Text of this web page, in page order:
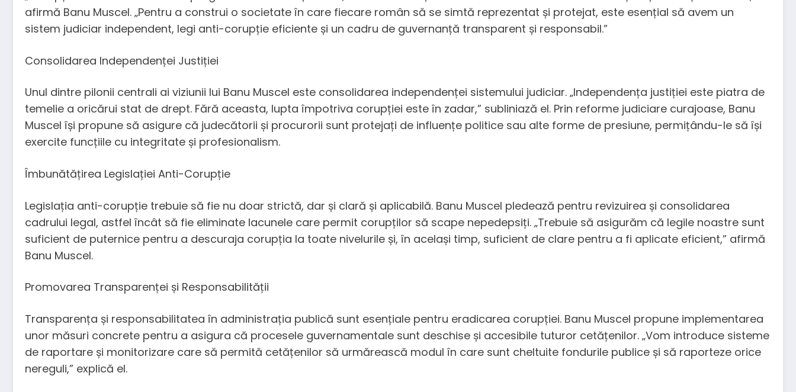
afirmă Banu Muscel. „Pentru a construi o societate în care fiecare român să se simtă reprezentat și protejat, este esențial să avem un
sistem judiciar independent, legi anti-corupție eficiente și un cadru de guvernanță transparent și responsabil.”
Consolidarea Independenței Justiției
Unul dintre pilonii centrali ai viziunii lui Banu Muscel este consolidarea independenței sistemului judiciar. „Independența justiției este piatra de
temelie a oricărui stat de drept. Fără aceasta, lupta împotriva corupției este în zadar,” subliniază el. Prin reforme judiciare curajoase, Banu
Muscel își propune să asigure că judecătorii și procurorii sunt protejați de influențe politice sau alte forme de presiune, permițându-le să își
exercite funcțiile cu integritate și profesionalism.
Îmbunătățirea Legislației Anti-Corupție
Legislația anti-corupție trebuie să fie nu doar strictă, dar și clară și aplicabilă. Banu Muscel pledează pentru revizuirea și consolidarea
cadrului legal, astfel încât să fie eliminate lacunele care permit corupților să scape nepedepsiți. „Trebuie să asigurăm că legile noastre sunt
suficient de puternice pentru a descuraja corupția la toate nivelurile și, în același timp, suficient de clare pentru a fi aplicate eficient,” afirmă
Banu Muscel.
Promovarea Transparenței și Responsabilității
Transparența și responsabilitatea în administrația publică sunt esențiale pentru eradicarea corupției. Banu Muscel propune implementarea
unor măsuri concrete pentru a asigura că procesele guvernamentale sunt deschise și accesibile tuturor cetățenilor. „Vom introduce sisteme
de raportare și monitorizare care să permită cetățenilor să urmărească modul în care sunt cheltuite fondurile publice și să raporteze orice
nereguli,” explică el.